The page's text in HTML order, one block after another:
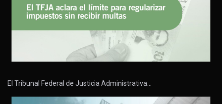
El Tribunal Federal de Justicia Administrativa…